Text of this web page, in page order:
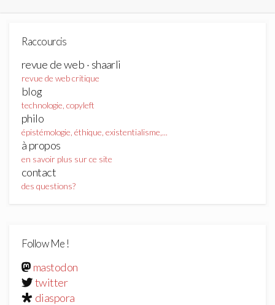
Raccourcis
revue de web · shaarli
revue de web critique
blog
technologie, copyleft
philo
épistémologie, éthique, existentialisme,...
à propos
en savoir plus sur ce site
contact
des questions?
Follow Me !
mastodon
twitter
diaspora